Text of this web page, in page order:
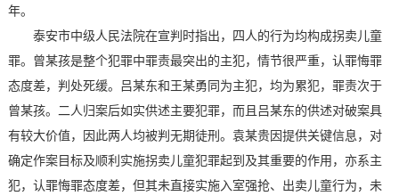
年。
泰安市中级人民法院在宣判时指出，四人的行为均构成拐卖儿童
罪。曾某孩是整个犯罪中罪责最突出的主犯，情节很严重，认罪悔罪
态度差，判处死缓。吕某东和王某勇同为主犯，均为累犯，罪责次于
曾某孩。二人归案后如实供述主要犯罪，而且吕某东的供述对破案具
有较大价值，因此两人均被判无期徒刑。袁某贵因提供关键信息，对
确定作案目标及顺利实施拐卖儿童犯罪起到及其重要的作用，亦系主
犯，认罪悔罪态度差，但其未直接实施入室强抢、出卖儿童行为，未